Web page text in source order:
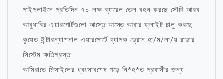
পাইপলাইনে প্রতিদিন ৭০ লক্ষ ব্যারেল তেল বহন করছে সৌদি আরব
আবুধাবির এয়ারপোর্টগুলো আস্তে আস্তে আবার ফ্লাইট চালু করছে
কুয়েত ইন্টারন্যাশনাল এয়ারপোর্টে ব্যাপক ড্রোন হা/ম/লা/য় রাডার
সিস্টেম ক্ষতিগ্রস্ত
আমিরাতে মিসাইলের ধ্বংসাবশেষ পড়ে নি*হ*ত প্রবাসীর জন্য